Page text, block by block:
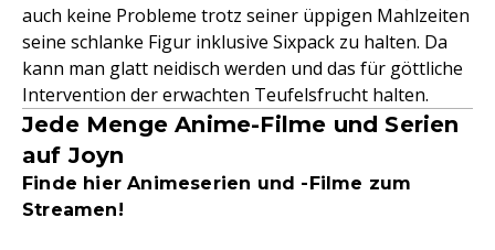
auch keine Probleme trotz seiner üppigen Mahlzeiten
seine schlanke Figur inklusive Sixpack zu halten. Da
kann man glatt neidisch werden und das für göttliche
Intervention der erwachten Teufelsfrucht halten.
Jede Menge Anime-Filme und Serien
auf Joyn
Finde hier Animeserien und -Filme zum
Streamen!